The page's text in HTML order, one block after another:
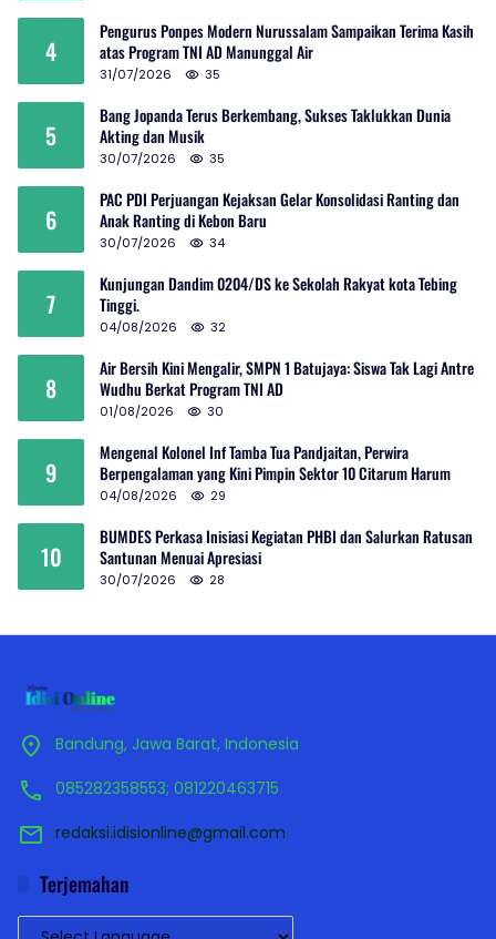
4
Pengurus Ponpes Modern Nurussalam Sampaikan Terima Kasih
atas Program TNI AD Manunggal Air
31/07/2026 35
5
Bang Jopanda Terus Berkembang, Sukses Taklukkan Dunia
Akting dan Musik
30/07/2026 35
6
PAC PDI Perjuangan Kejaksan Gelar Konsolidasi Ranting dan
Anak Ranting di Kebon Baru
30/07/2026 34
7
Kunjungan Dandim 0204/DS ke Sekolah Rakyat kota Tebing
Tinggi.
04/08/2026 32
8
Air Bersih Kini Mengalir, SMPN 1 Batujaya: Siswa Tak Lagi Antre
Wudhu Berkat Program TNI AD
01/08/2026 30
9
Mengenal Kolonel Inf Tamba Tua Pandjaitan, Perwira
Berpengalaman yang Kini Pimpin Sektor 10 Citarum Harum
04/08/2026 29
10
BUMDES Perkasa Inisiasi Kegiatan PHBI dan Salurkan Ratusan
Santunan Menuai Apresiasi
30/07/2026 28
Bandung, Jawa Barat, Indonesia
085282358553; 081220463715
redaksi.idisionline@gmail.com
Terjemahan